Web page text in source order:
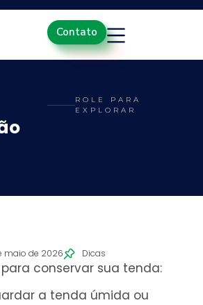
Contato
ROLE PARA
EXPLORAR
maio de 2026 Dicas
conservar sua tenda:
a tenda úmida ou